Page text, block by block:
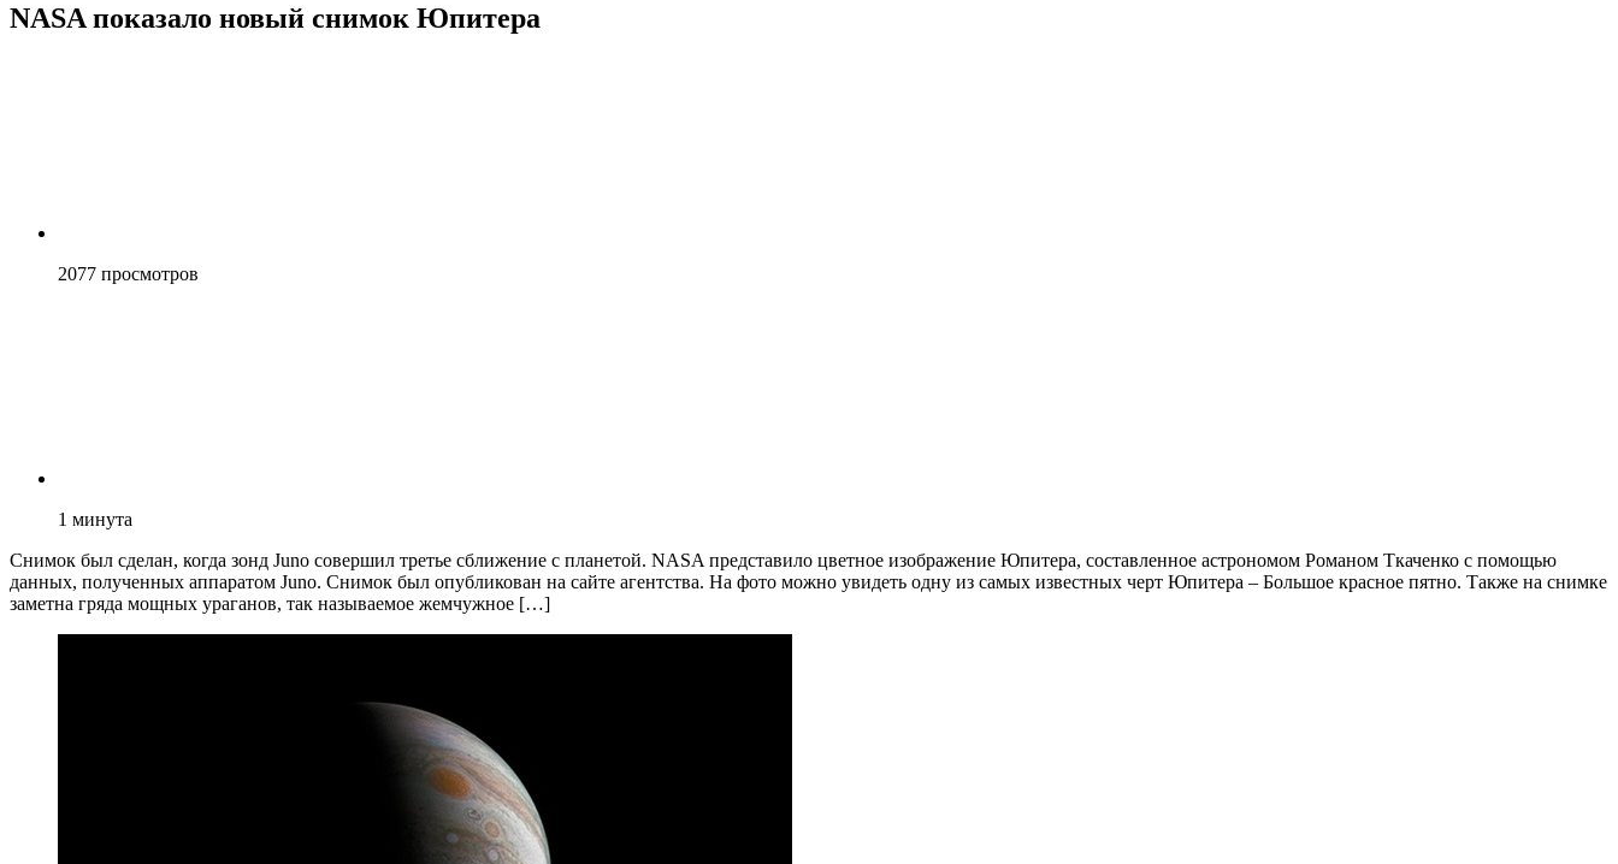
NASA показало новый снимок Юпитера
2077 просмотров
1 минута
Снимок был сделан, когда зонд Juno совершил третье сближение с планетой. NASA представило цветное изображение Юпитера, составленное астрономом Романом Ткаченко с помощью
данных, полученных аппаратом Juno. Снимок был опубликован на сайте агентства. На фото можно увидеть одну из самых известных черт Юпитера – Большое красное пятно. Также на снимке
заметна гряда мощных ураганов, так называемое жемчужное […]